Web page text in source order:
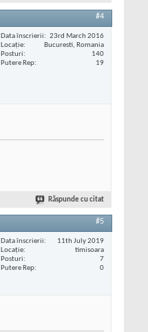
#4
Data înscrierii
23rd March 2016
Locaţie
Bucuresti, Romania
Posturi
140
Putere Rep
19
Răspunde cu citat
#5
Data înscrierii
11th July 2019
Locaţie
timisoara
Posturi
7
Putere Rep
0